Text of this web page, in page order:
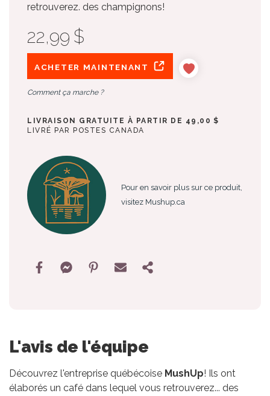
retrouverez. des champignons!
22,99 $
ACHETER MAINTENANT
Comment ça marche ?
LIVRAISON GRATUITE À PARTIR DE 49,00 $
LIVRÉ PAR POSTES CANADA
Pour en savoir plus sur ce produit,
visitez Mushup.ca
L'avis de l'équipe
Découvrez l'entreprise québécoise MushUp! Ils ont
élaborés un café dans lequel vous retrouverez... des